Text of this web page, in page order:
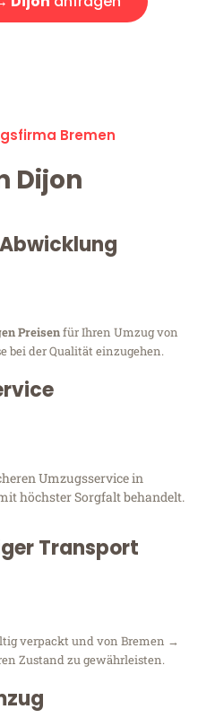
Bremen
Dijon
Preisenfür Ihren Umzug von
bei der Qualität einzugehen.
Umzugsservice in
höchster Sorgfalt behandelt.
Transport
verpackt und von Bremen →
Zustand zu gewährleisten.